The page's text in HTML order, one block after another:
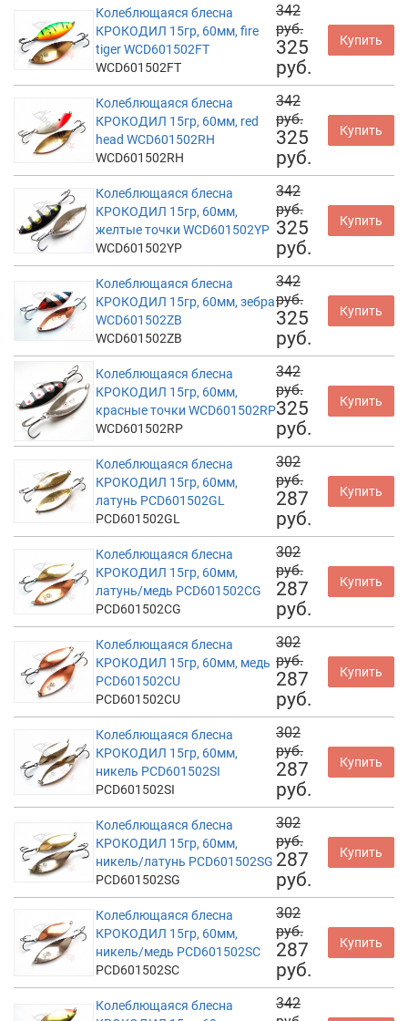
Колеблющаяся блесна
КРОКОДИЛ 15гр, 60мм, fire
tiger WCD601502FT
WCD601502FT
342
руб.
325
руб.
Купить
Колеблющаяся блесна
КРОКОДИЛ 15гр, 60мм, red
head WCD601502RH
WCD601502RH
342
руб.
325
руб.
Купить
Колеблющаяся блесна
КРОКОДИЛ 15гр, 60мм,
желтые точки WCD601502YP
WCD601502YP
342
руб.
325
руб.
Купить
Колеблющаяся блесна
КРОКОДИЛ 15гр, 60мм, зебра
WCD601502ZB
WCD601502ZB
342
руб.
325
руб.
Купить
Колеблющаяся блесна
КРОКОДИЛ 15гр, 60мм,
красные точки WCD601502RP
WCD601502RP
342
руб.
325
руб.
Купить
Колеблющаяся блесна
КРОКОДИЛ 15гр, 60мм,
латунь PCD601502GL
PCD601502GL
302
руб.
287
руб.
Купить
Колеблющаяся блесна
КРОКОДИЛ 15гр, 60мм,
латунь/медь PCD601502CG
PCD601502CG
302
руб.
287
руб.
Купить
Колеблющаяся блесна
КРОКОДИЛ 15гр, 60мм, медь
PCD601502CU
PCD601502CU
302
руб.
287
руб.
Купить
Колеблющаяся блесна
КРОКОДИЛ 15гр, 60мм,
никель PCD601502SI
PCD601502SI
302
руб.
287
руб.
Купить
Колеблющаяся блесна
КРОКОДИЛ 15гр, 60мм,
никель/латунь PCD601502SG
PCD601502SG
302
руб.
287
руб.
Купить
Колеблющаяся блесна
КРОКОДИЛ 15гр, 60мм,
никель/медь PCD601502SC
PCD601502SC
302
руб.
287
руб.
Купить
Колеблющаяся блесна
342